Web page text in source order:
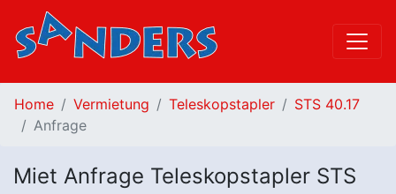
Home Vermietung Teleskopstapler
STS 40.17
Anfrage
Miet Anfrage Teleskopstapler STS